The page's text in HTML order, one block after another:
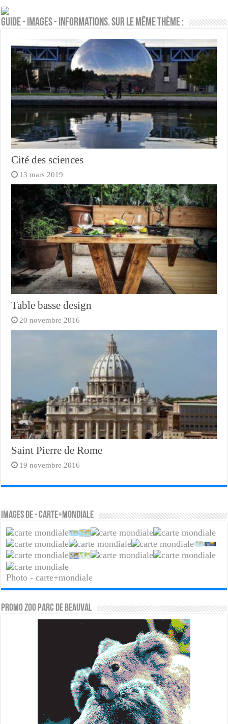
Guide - Images - Informations. Sur le même thème :
Cité des sciences
13 mars 2019
Table basse design
20 novembre 2016
Saint Pierre de Rome
19 novembre 2016
Images de - carte+mondiale
Photo - carte+mondiale
PROMO ZOO PARC DE BEAUVAL